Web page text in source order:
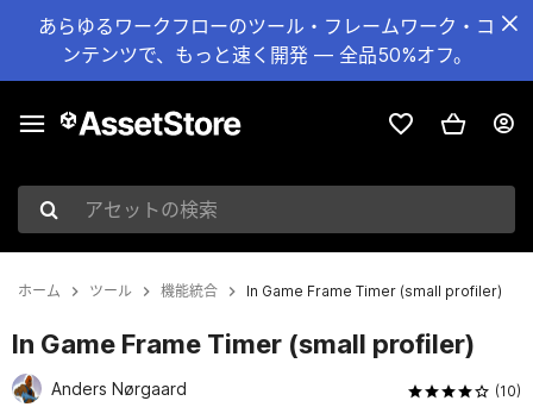
あらゆるワークフローのツール・フレームワーク・コ
ンテンツで、もっと速く開発 — 全品50%オフ。
アセットの検索
ホーム ツール 機能統合 In Game Frame Timer (small profiler)
In Game Frame Timer (small profiler)
Anders Nørgaard (10)